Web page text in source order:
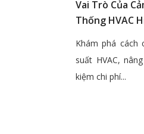
Vai Trò Của
Thống HVAC
Khám phá cách
suất HVAC,
kiệm chi phí...